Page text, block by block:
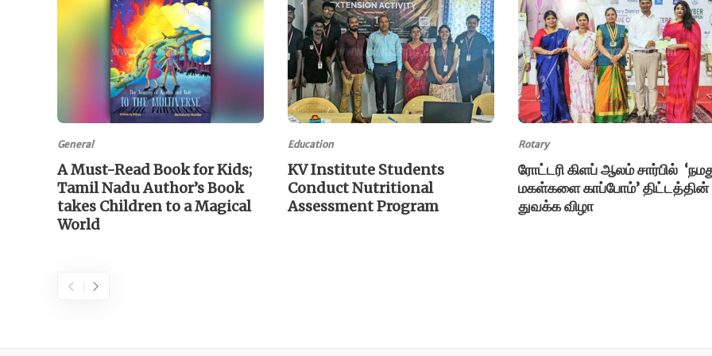
General
A Must-Read Book for Kids;
Tamil Nadu Author’s Book
takes Children to a Magical
World
Education
KV Institute Students
Conduct Nutritional
Assessment Program
Rotary
ரோட்டரி கிளப் ஆலம் சார்பில்
மகள்களை காப்போம்’ திட்டத்தின்
துவக்க விழா